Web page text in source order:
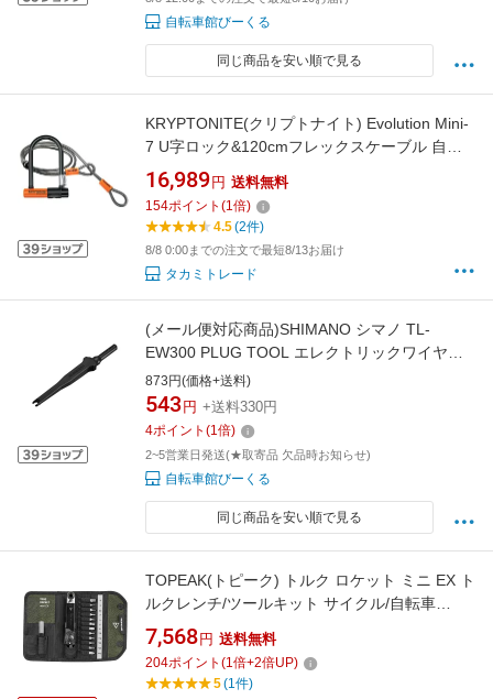
自転車館びーくる
同じ商品を安い順で見る
KRYPTONITE(クリプトナイト) Evolution Mini-
7 U字ロック&120cmフレックスケーブル 自転
車 鍵 防犯 最強 頑丈 ロードバイク クロスバイ
ク バイクロック 並行輸入
16,989 円 送料無料
154ポイント (1倍)
4.5(2件)
8/8 0:00までの注文で最短8/13お届け
タカミトレード
(メール便対応商品)SHIMANO シマノ TL-
EW300 PLUG TOOL エレクトリックワイヤー
接続/切断用 プラグ 工具(Y7HE40000)
(4550170762322)ツール
873円(価格+送料)
543 円 +送料330円
4ポイント (1倍)
2~5営業日発送(★取寄品 欠品時お知らせ)
自転車館びーくる
同じ商品を安い順で見る
TOPEAK(トピーク) トルク ロケット ミニ EX ト
ルクレンチ/ツールキット サイクル/自転車
TOL51000
7,568 円 送料無料
204ポイント (1倍+2倍UP)
5(1件)